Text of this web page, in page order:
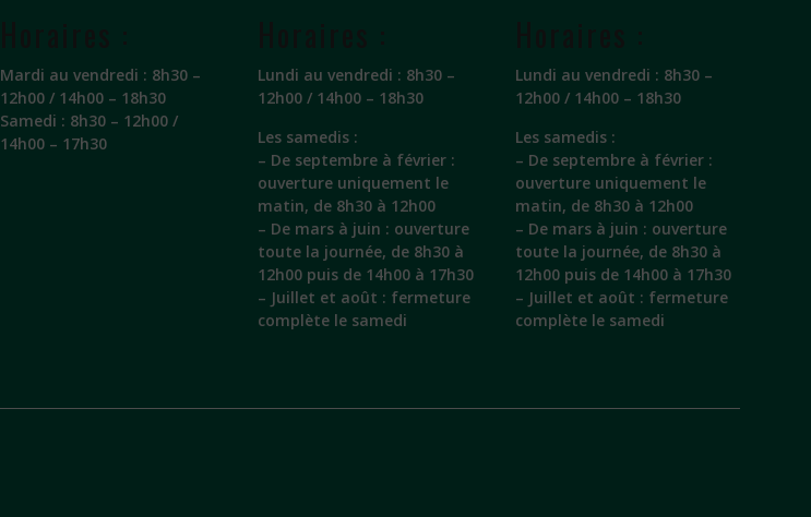
Mardi au vendredi : 8h30 –
12h00 / 14h00 – 18h30
Samedi : 8h30 – 12h00 /
14h00 – 17h30
Lundi au vendredi : 8h30 –
12h00 / 14h00 – 18h30
Les samedis :
– De septembre à février :
ouverture uniquement le
matin, de 8h30 à 12h00
– De mars à juin : ouverture
toute la journée, de 8h30 à
12h00 puis de 14h00 à 17h30
– Juillet et août : fermeture
complète le samedi
Lundi au vendredi : 8h30 –
12h00 / 14h00 – 18h30
Les samedis :
– De septembre à février :
ouverture uniquement le
matin, de 8h30 à 12h00
– De mars à juin : ouverture
toute la journée, de 8h30 à
12h00 puis de 14h00 à 17h30
– Juillet et août : fermeture
complète le samedi